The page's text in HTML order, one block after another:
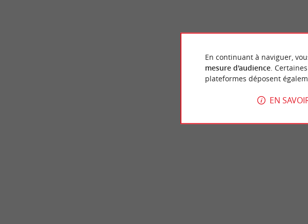
En continuant à naviguer,
mesure d'audience.
plateformes déposent
EN